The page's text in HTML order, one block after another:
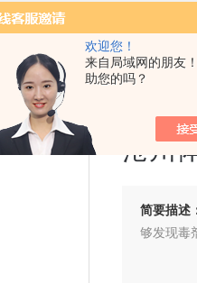
欢迎您！
来自局域网的朋友
助您的吗？
5.口部毒剂报警器 > 沧州体育馆
沧州
简要描述
够发现毒